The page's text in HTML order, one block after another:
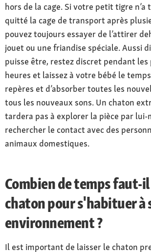
hors de la cage. Si votre petit tigre n’a
quitté la cage de transport après
pouvez toujours essayer de l’attirer
jouet ou une friandise spéciale. Aussi
puisse être, restez discret pendant les
heures et laissez à votre bébé le
repères et d’absorber toutes les
tous les nouveaux sons. Un chaton
tardera pas à explorer la pièce par lui-
rechercher le contact avec des
animaux domestiques.
Combien de temps faut-
chaton pour s'habituer à
environnement ?
Il est important de laisser le chaton